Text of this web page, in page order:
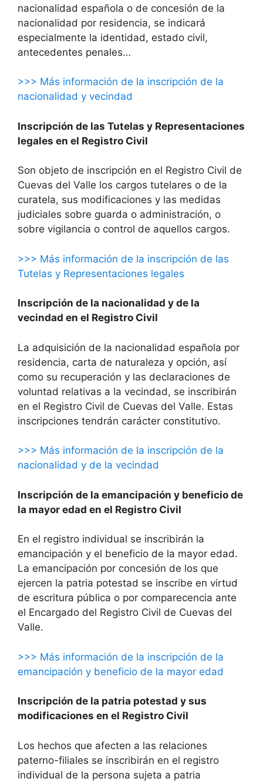
nacionalidad española o de concesión de la
nacionalidad por residencia, se indicará
especialmente la identidad, estado civil,
antecedentes penales…
>>> Más información de la inscripción de la
nacionalidad y vecindad
Inscripción de las Tutelas y Representaciones
legales en el Registro Civil
Son objeto de inscripción en el Registro Civil de
Cuevas del Valle los cargos tutelares o de la
curatela, sus modificaciones y las medidas
judiciales sobre guarda o administración, o
sobre vigilancia o control de aquellos cargos.
>>> Más información de la inscripción de las
Tutelas y Representaciones legales
Inscripción de la nacionalidad y de la
vecindad en el Registro Civil
La adquisición de la nacionalidad española por
residencia, carta de naturaleza y opción, así
como su recuperación y las declaraciones de
voluntad relativas a la vecindad, se inscribirán
en el Registro Civil de Cuevas del Valle. Estas
inscripciones tendrán carácter constitutivo.
>>> Más información de la inscripción de la
nacionalidad y de la vecindad
Inscripción de la emancipación y beneficio de
la mayor edad en el Registro Civil
En el registro individual se inscribirán la
emancipación y el beneficio de la mayor edad.
La emancipación por concesión de los que
ejercen la patria potestad se inscribe en virtud
de escritura pública o por comparecencia ante
el Encargado del Registro Civil de Cuevas del
Valle.
>>> Más información de la inscripción de la
emancipación y beneficio de la mayor edad
Inscripción de la patria potestad y sus
modificaciones en el Registro Civil
Los hechos que afecten a las relaciones
paterno-filiales se inscribirán en el registro
individual de la persona sujeta a patria